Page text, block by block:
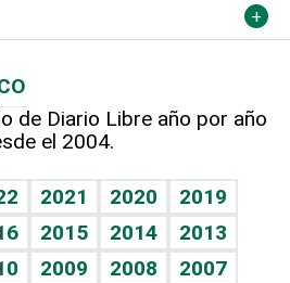
de Diario Libre año por año
el 2004.
2021 2020
2019
2015 2014
2013
2009 2008
2007